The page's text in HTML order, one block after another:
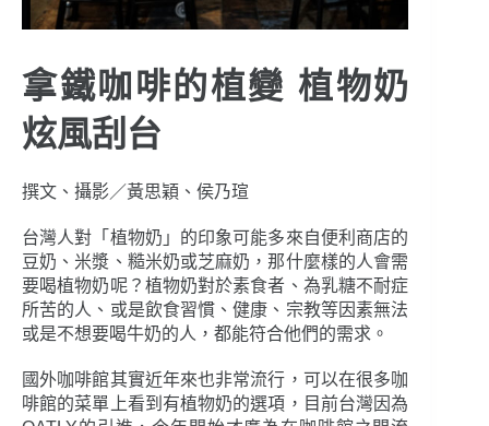
拿鐵咖啡的植變 植物奶
炫風刮台
撰文、攝影／黃思穎、侯乃瑄
台灣人對「植物奶」的印象可能多來自便利商店的
豆奶、米漿、糙米奶或芝麻奶，那什麼樣的人會需
要喝植物奶呢？植物奶對於素食者、為乳糖不耐症
所苦的人、或是飲食習慣、健康、宗教等因素無法
或是不想要喝牛奶的人，都能符合他們的需求。
國外咖啡館其實近年來也非常流行，可以在很多咖
啡館的菜單上看到有植物奶的選項，目前台灣因為